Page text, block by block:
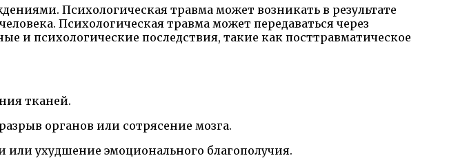
Психологическая травма может возникать в результате
Психологическая травма может передаваться через
и психологические последствия, такие как посттравматическое
тканей.
органов или сотрясение мозга.
ухудшение эмоционального благополучия.